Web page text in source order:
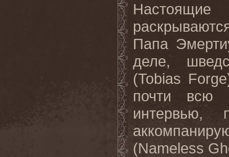
Папа
деле,
(Tobias Forge
почти всю
интервью,
(Nameless